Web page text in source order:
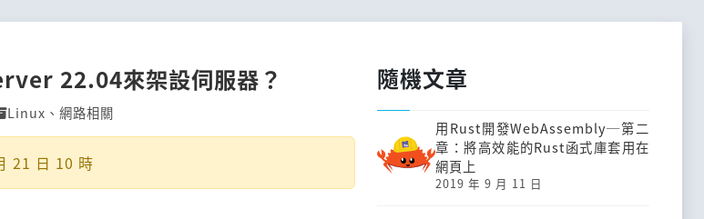
22.04來架設伺服器？
Linux 、 網路相關
21 日 10 時
隨機文章
用Rust開發Web­Assembly─第二
章：將高效能的Rust函式庫套用在
網頁上
2019 年 9 月 11 日